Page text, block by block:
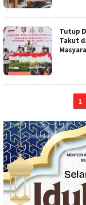
Tutup
Takut
1